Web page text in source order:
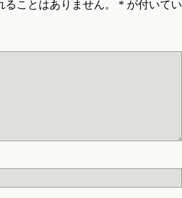
ことはありません。 * が付いてい